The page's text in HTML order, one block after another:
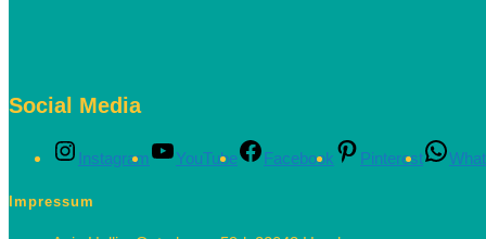
Social Media
Instagram YouTube Facebook Pinterest
Impressum